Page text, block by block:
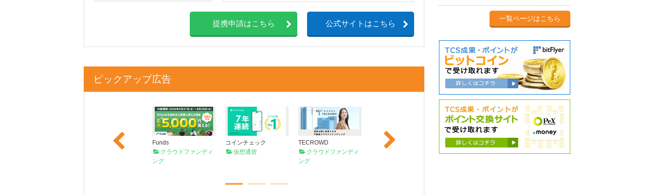
提携申請はこちら 公式サイトはこちら
ピックアップ広告
Previous
Funds
クラウドファンディ
ング
コインチェック
仮想通貨
TECROWD
クラウドファンディ
ング
オンライン麻雀Maru-Ja
Plus500証券
FX
PBR LENDING
レンディング
Next
た。
一覧ページはこちら